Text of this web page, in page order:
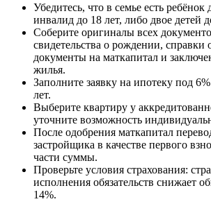
Убедитесь, что в семье есть ребёнок
инвалид до 18 лет, либо двое детей
Соберите оригиналы всех
свидетельства о рождении, справки
документы на маткапитал и
жилья.
Заполните заявку на ипотеку под
лет.
Выберите квартиру у
уточните возможность
После одобрения маткапитал
застройщика в качестве первого
части суммы.
Проверьте условия страхования:
исполнения обязательств снижает
14%.